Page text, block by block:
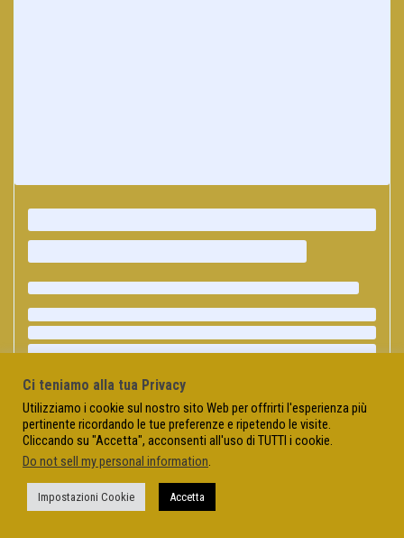
Ci teniamo alla tua Privacy
Utilizziamo i cookie sul nostro sito Web per offrirti l'esperienza più
pertinente ricordando le tue preferenze e ripetendo le visite.
Cliccando su "Accetta", acconsenti all'uso di TUTTI i cookie.
Do not sell my personal information.
Impostazioni Cookie Accetta